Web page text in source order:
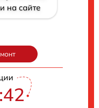
на сайте